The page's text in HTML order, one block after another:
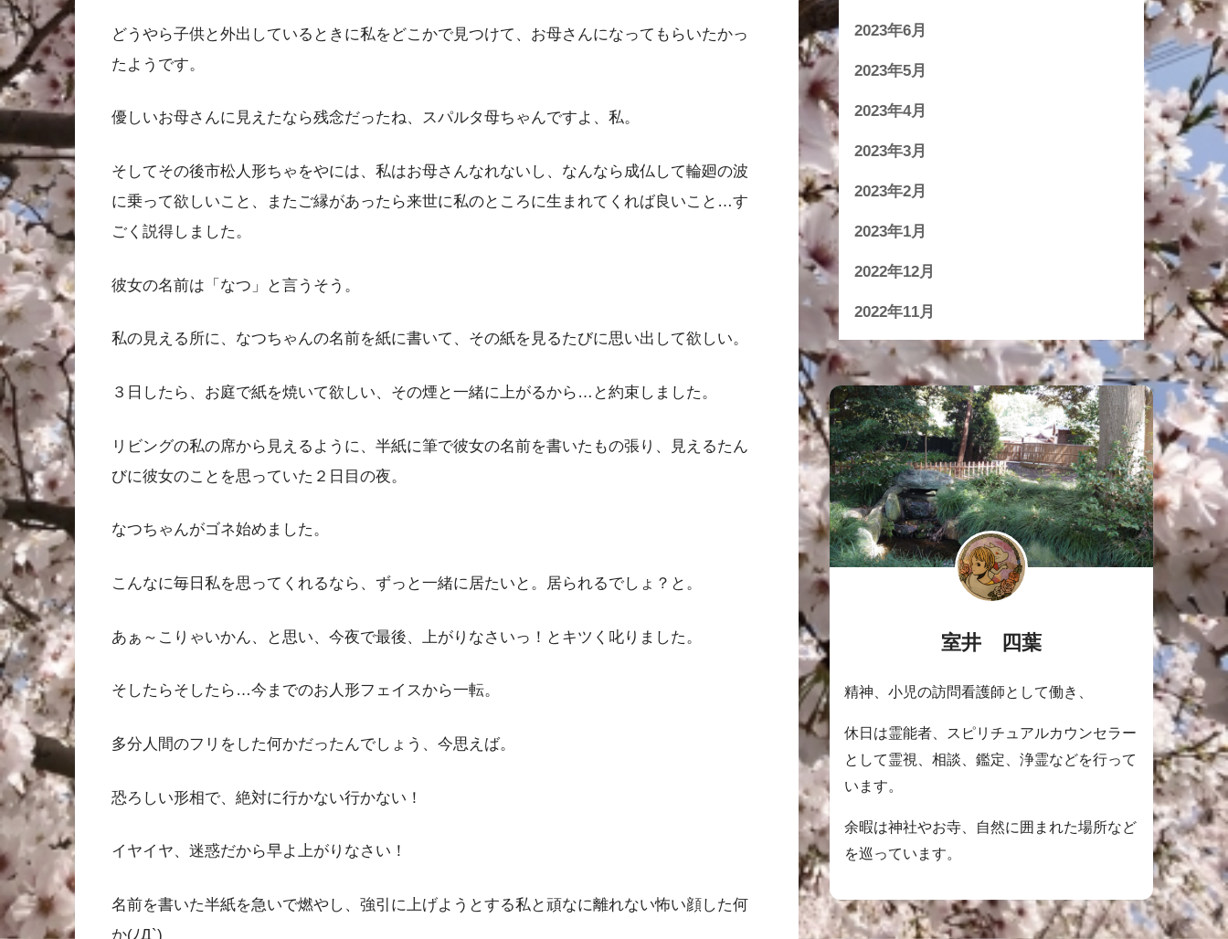
どうやら子供と外出しているときに私をどこかで見つけて、お母さんになってもらいたかっ
たようです。
優しいお母さんに見えたなら残念だったね、スパルタ母ちゃんですよ、私。
そしてその後市松人形ちゃをやには、私はお母さんなれないし、なんなら成仏して輪廻の波
に乗って欲しいこと、またご縁があったら来世に私のところに生まれてくれば良いこと…す
ごく説得しました。
彼女の名前は「なつ」と言うそう。
私の見える所に、なつちゃんの名前を紙に書いて、その紙を見るたびに思い出して欲しい。
３日したら、お庭で紙を焼いて欲しい、その煙と一緒に上がるから…と約束しました。
リビングの私の席から見えるように、半紙に筆で彼女の名前を書いたもの張り、見えるたん
びに彼女のことを思っていた２日目の夜。
なつちゃんがゴネ始めました。
こんなに毎日私を思ってくれるなら、ずっと一緒に居たいと。居られるでしょ？と。
あぁ～こりゃいかん、と思い、今夜で最後、上がりなさいっ！とキツく叱りました。
そしたらそしたら…今までのお人形フェイスから一転。
多分人間のフリをした何かだったんでしょう、今思えば。
恐ろしい形相で、絶対に行かない行かない！
イヤイヤ、迷惑だから早よ上がりなさい！
名前を書いた半紙を急いで燃やし、強引に上げようとする私と頑なに離れない怖い顔した何
か(ﾉД`)
2023年6月
2023年5月
2023年4月
2023年3月
2023年2月
2023年1月
2022年12月
2022年11月
室井 四葉
精神、小児の訪問看護師として働き、
休日は霊能者、スピリチュアルカウンセラー
として霊視、相談、鑑定、浄霊などを行って
います。
余暇は神社やお寺、自然に囲まれた場所など
を巡っています。